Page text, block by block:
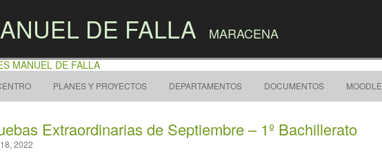
DE FALLA MARACENA
PLANES Y PROYECTOS DEPARTAMENTOS DOCUMENTOS MOODLE
Extraordinarias de Septiembre – 1º Bachillerato
2022